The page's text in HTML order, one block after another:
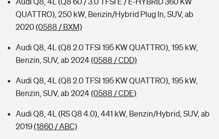
QUATTRO), 250 kW, Benzin/Hybrid Plug In, SUV, ab
2020(0588 / BXM)
Audi Q8, 4L (Q8 2.0 TFSI 195 KW QUATTRO), 195 kW,
Benzin, SUV, ab 2024(0588 / CDD)
Audi Q8, 4L (Q8 2.0 TFSI 195 KW QUATTRO), 195 kW,
Benzin, SUV, ab 2024(0588 / CDE)
Audi Q8, 4L (RS Q8 4.0), 441 kW, Benzin/Hybrid, SUV, ab
2019(1860 / ABC)